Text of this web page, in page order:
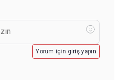
Yorum için giriş yapın